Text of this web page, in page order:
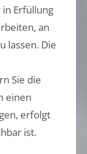
Erfüllung
an
lassen. Die
Sie die
einen
erfolgt
ist.